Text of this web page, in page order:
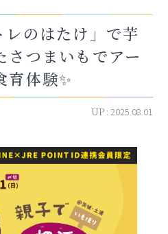
のはたけ」で芋
さつまいもでアー
育体験✨
UP : 2025.08.01